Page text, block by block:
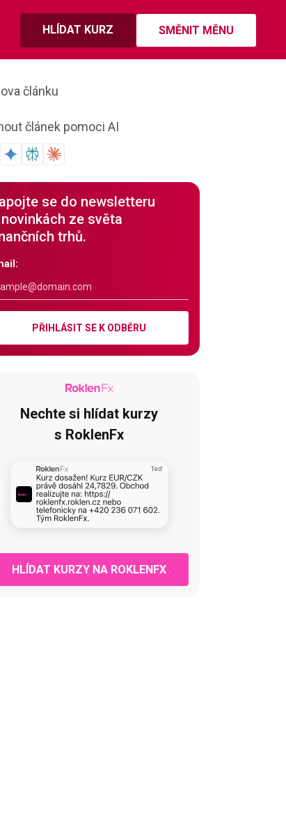
HLÍDAT KURZ SMĚNIT MĚNU
článku
článek pomoci AI
se do newsletteru
ze světa
trhů.
PŘIHLÁSIT SE K ODBĚRU
Nechte si hlídat kurzy
s RoklenFx
HLÍDAT KURZY NA ROKLENFX